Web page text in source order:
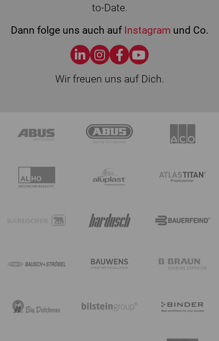
to-Date.
Dann folge uns auch auf Instagram und Co.
Wir freuen uns auf Dich.